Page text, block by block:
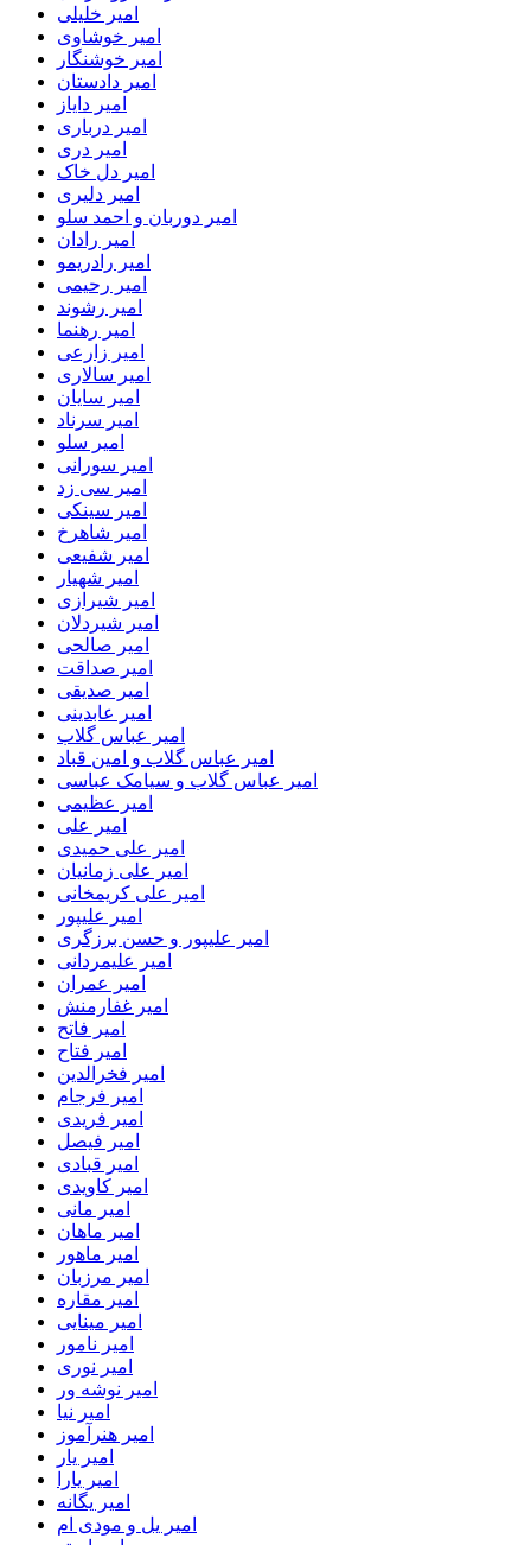
امیر خلیلی
امیر خوشاوی
امیر خوشنگار
امیر دادستان
امیر دایاز
امیر درباری
امیر دری
امیر دل خاک
امیر دلیری
امیر دوربان و احمد سلو
امیر رادان
امیر رادریمو
امیر رحیمی
امیر رشوند
امیر رهنما
امیر زارعی
امیر سالاری
امیر سایان
امیر سرناد
امیر سلو
امیر سورانی
امیر سی زد
امیر سینکی
امیر شاهرخ
امیر شفیعی
امیر شهیار
امیر شیرازی
امیر شیردلان
امیر صالحی
امیر صداقت
امیر صدیقی
امیر عابدینی
امیر عباس گلاب
امیر عباس گلاب و امین قباد
امیر عباس گلاب و سیامک عباسی
امیر عظیمی
امیر علی
امیر علی حمیدی
امیر علی زمانیان
امیر علی کریمخانی
امیر علیپور
امیر علیپور و حسن برزگری
امیر علیمردانی
امیر عمران
امیر غفارمنش
امیر فاتح
امیر فتاح
امیر فخرالدین
امیر فرجام
امیر فریدی
امیر فیصل
امیر قبادی
امیر کاویدی
امیر مانی
امیر ماهان
امیر ماهور
امیر مرزبان
امیر مقاره
امیر مینایی
امیر نامور
امیر نوری
امیر نوشه ور
امیر نیا
امیر هنرآموز
امیر یار
امیر یارا
امیر یگانه
امیر یل و مودی ام